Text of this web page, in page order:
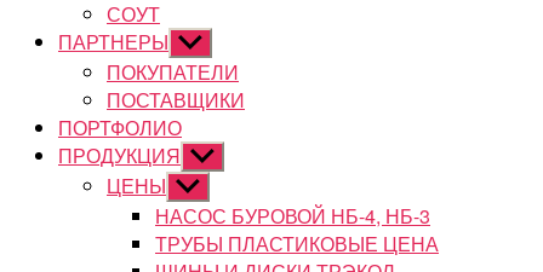
СОУТ
ПАРТНЕРЫ Показывать
подменю
ПОКУПАТЕЛИ
ПОСТАВЩИКИ
ПОРТФОЛИО
ПРОДУКЦИЯ Показывать
подменю
ЦЕНЫ Показывать
подменю
НАСОС БУРОВОЙ НБ-4, НБ-3
ТРУБЫ ПЛАСТИКОВЫЕ ЦЕНА